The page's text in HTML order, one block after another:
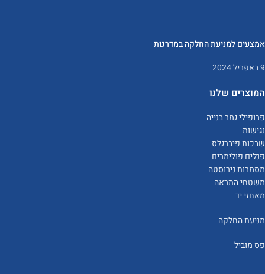
אמצעים למניעת החלקה במדרגות
9 באפריל 2024
המוצרים שלנו
פרופילי גמר בנייה
נגישות
שבכות פיברגלס
פנלים פולימרים
מסמרות נירוסטה
משטחי התראה
מאחזי יד
מניעת החלקה
פס מוביל